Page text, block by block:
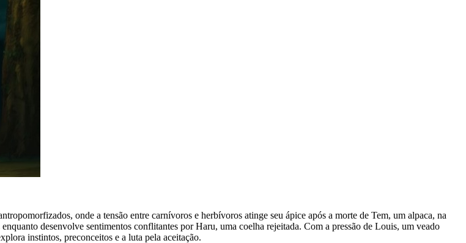
onde a tensão entre carnívoros e herbívoros atinge seu ápice após a morte de Tem, um alpaca, na
desenvolve sentimentos conflitantes por Haru, uma coelha rejeitada. Com a pressão de Louis, um veado
instintos, preconceitos e a luta pela aceitação.